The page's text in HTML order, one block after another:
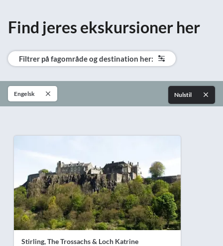
Find jeres ekskursioner her
Filtrer på fagområde og destination her:
Engelsk Nulstil
Stirling, The Trossachs & Loch Katrine